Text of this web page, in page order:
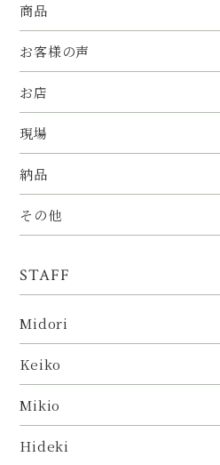
商品
お客様の声
お店
現場
納品
その他
STAFF
Midori
Keiko
Mikio
Hideki